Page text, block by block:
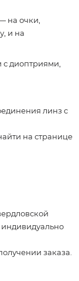
на очки,
и на
с диоптриями,
линз с
на странице
индивидуально
заказа.